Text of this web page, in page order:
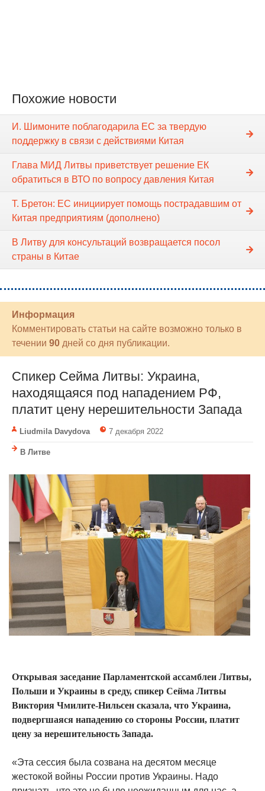
Похожие новости
И. Шимоните поблагодарила ЕС за твердую
поддержку в связи с действиями Китая
Глава МИД Литвы приветствует решение ЕК
обратиться в ВТО по вопросу давления Китая
Т. Бретон: ЕС инициирует помощь пострадавшим от
Китая предприятиям (дополнено)
В Литву для консультаций возвращается посол
страны в Китае
Информация
Комментировать статьи на сайте возможно только в
течении 90 дней со дня публикации.
Спикер Сейма Литвы: Украина,
находящаяся под нападением РФ,
платит цену нерешительности Запада
Liudmila Davydova 7 декабря 2022
В Литве
Открывая заседание Парламентской ассамблеи Литвы,
Польши и Украины в среду, спикер Сейма Литвы
Виктория Чмилите-Нильсен сказала, что Украина,
подвергшаяся нападению со стороны России, платит
цену за нерешительность Запада.
«Эта сессия была созвана на десятом месяце
жестокой войны России против Украины. Надо